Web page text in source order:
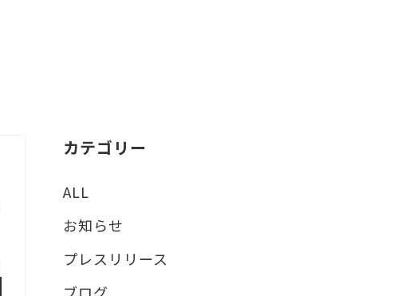
カテゴリー
ALL
お知らせ
プレスリリース